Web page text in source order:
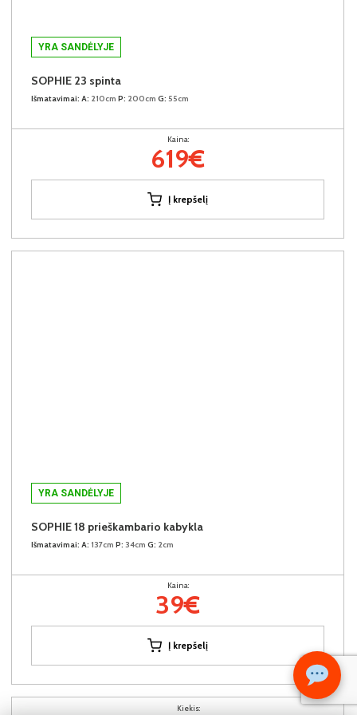
Kiekis:
YRA SANDĖLYJE
SOPHIE 23 spinta
Išmatavimai: A: 210cm P: 200cm G: 55cm
Kaina:
619€
Į krepšelį
YRA SANDĖLYJE
SOPHIE 18 prieškambario kabykla
Išmatavimai: A: 137cm P: 34cm G: 2cm
Kaina:
39€
Į krepšelį